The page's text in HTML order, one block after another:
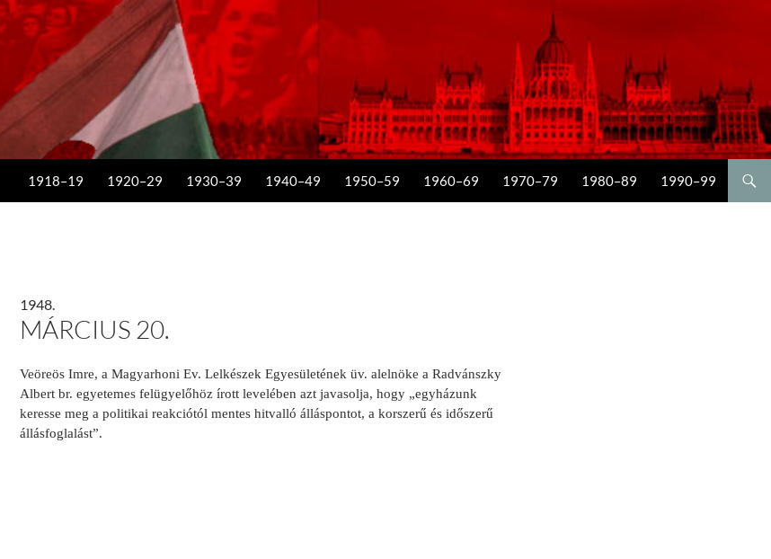
1918–19 1920–29 1930–39 1940–49 1950–59 1960–69 1970–79 1980–89 1990–99
1948.
MÁRCIUS 20.
Veöreös Imre, a Magyarhoni Ev. Lelkészek Egyesületének üv. alelnöke a Radvánszky
Albert br. egyetemes felügyelőhöz írott levelében azt javasolja, hogy „egyházunk
keresse meg a politikai reakciótól mentes hitvalló álláspontot, a korszerű és időszerű
állásfoglalást”.